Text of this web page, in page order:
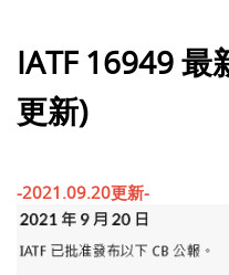
IATF 16949
更新)
-2021.09.20更新-